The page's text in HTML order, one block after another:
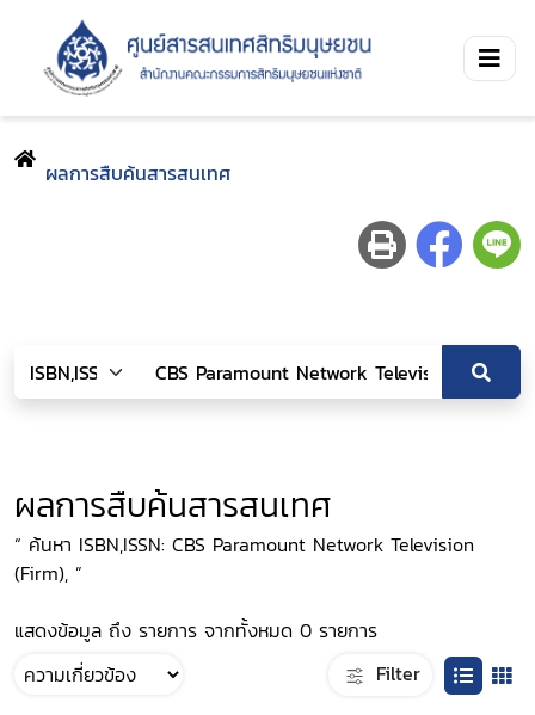
ผลการสืบค้นสารสนเทศ
ผลการสืบค้นสารสนเทศ
“ ค้นหา ISBN,ISSN: CBS Paramount Network Television
(Firm), ”
แสดงข้อมูล ถึง รายการ จากทั้งหมด 0 รายการ
Filter